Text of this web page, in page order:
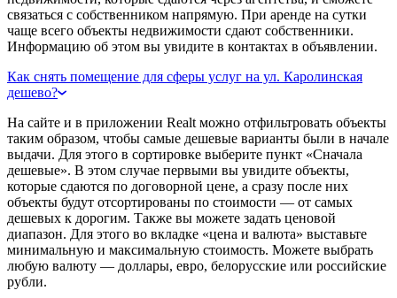
связаться с собственником напрямую. При аренде на сутки
чаще всего объекты недвижимости сдают собственники.
Информацию об этом вы увидите в контактах в объявлении.
Как снять помещение для сферы услуг на ул. Каролинская
дешево?
На сайте и в приложении Realt можно отфильтровать объекты
таким образом, чтобы самые дешевые варианты были в начале
выдачи. Для этого в сортировке выберите пункт «Сначала
дешевые». В этом случае первыми вы увидите объекты,
которые сдаются по договорной цене, а сразу после них
объекты будут отсортированы по стоимости — от самых
дешевых к дорогим. Также вы можете задать ценовой
диапазон. Для этого во вкладке «цена и валюта» выставьте
минимальную и максимальную стоимость. Можете выбрать
любую валюту — доллары, евро, белорусские или российские
рубли.